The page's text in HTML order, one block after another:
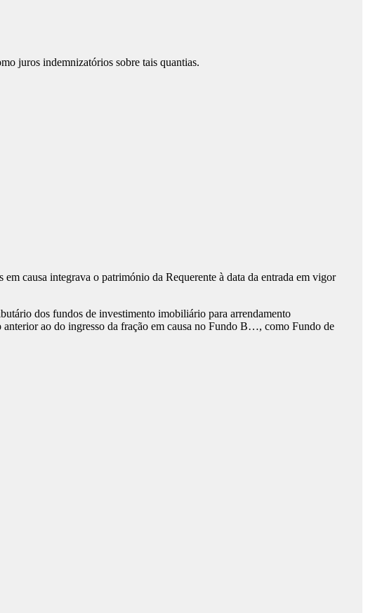
juros indemnizatórios sobre tais quantias.
causa integrava o património da Requerente à data da entrada em vigor
dos fundos de investimento imobiliário para arrendamento
ao do ingresso da fração em causa no Fundo B…, como Fundo de